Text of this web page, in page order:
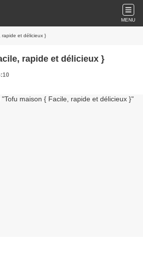
MENU
rapide et délicieux }
rapide et délicieux }